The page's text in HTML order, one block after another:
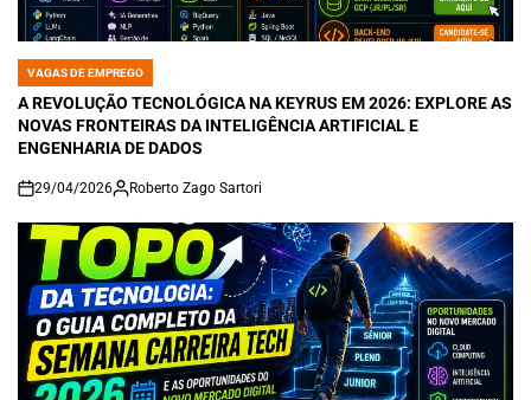
POSTED
IN
VAGAS DE EMPREGO
A REVOLUÇÃO TECNOLÓGICA NA KEYRUS EM 2026: EXPLORE AS
NOVAS FRONTEIRAS DA INTELIGÊNCIA ARTIFICIAL E
ENGENHARIA DE DADOS
on
29/04/2026 Roberto Zago Sartori